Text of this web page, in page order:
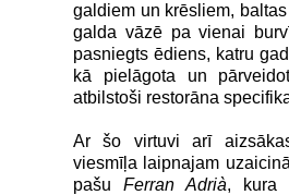
galdiem un krēsliem,
galda vāzē pa vienai
pasniegts ēdiens, katru
kā pielāgota un
atbilstoši restorāna
Ar šo virtuvi arī
viesmīļa laipnajam
pašu Ferran Adrià, kura